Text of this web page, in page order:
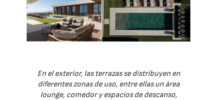
En el exterior, las terrazas se distribuyen en
diferentes zonas de uso, entre ellas un área
lounge, comedor y espacios de descanso,